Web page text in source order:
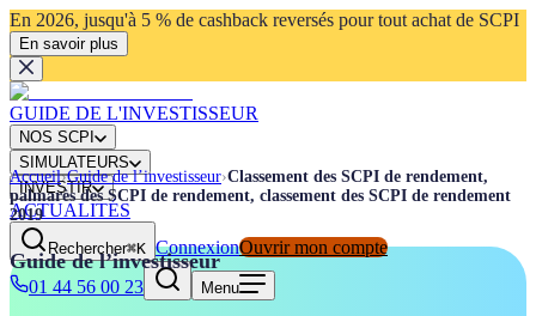
En 2026, jusqu'à 5 % de cashback reversés pour tout achat de SCPI
En savoir plus
GUIDE DE L'INVESTISSEUR
NOS SCPI
SIMULATEURS
INVESTIR
ACTUALITÉS
Rechercher⌘K ConnexionOuvrir mon compte
01 44 56 00 23
Menu
Accueil›Guide de l’investisseur›Classement des SCPI de rendement,
palmarès des SCPI de rendement, classement des SCPI de rendement
2019
Guide de l’investisseur